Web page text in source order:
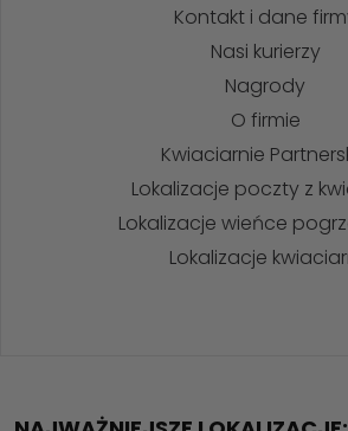
Kontakt i dane
Nasi kurierzy
Nagrody
O firmie
Kwiaciarnie
Lokalizacje poczty z
Lokalizacje wieńce
Lokalizacje